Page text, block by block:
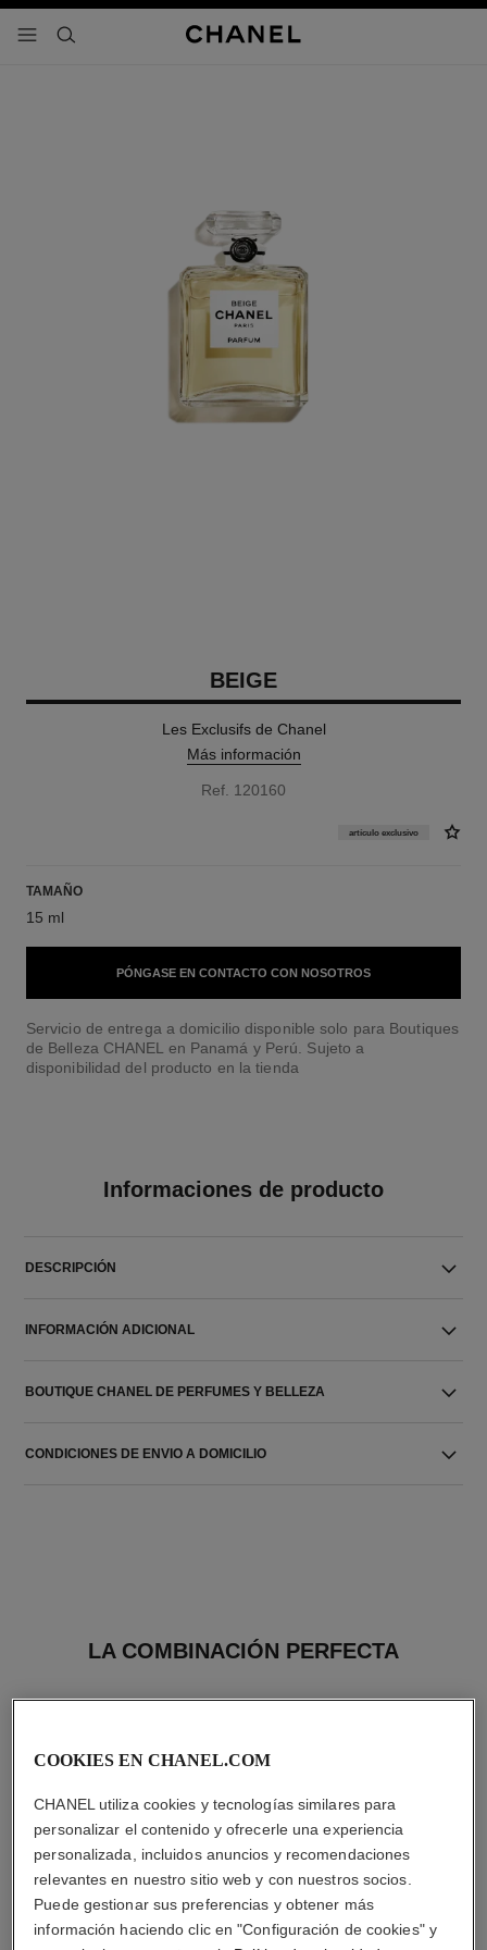
- navegación principal
buscar
BEIGE
Les Exclusifs de Chanel
Más información
Ref. 120160
artículo exclusivo
TAMAÑO
15 ml
PÓNGASE EN CONTACTO CON NOSOTROS
Servicio de entrega a domicilio disponible solo para Boutiques
de Belleza CHANEL en Panamá y Perú. Sujeto a
disponibilidad del producto en la tienda
Informaciones de producto
DESCRIPCIÓN
INFORMACIÓN ADICIONAL
BOUTIQUE CHANEL DE PERFUMES Y BELLEZA
CONDICIONES DE ENVIO A DOMICILIO
LA COMBINACIÓN PERFECTA
COOKIES EN CHANEL.COM
CHANEL utiliza cookies y tecnologías similares para
personalizar el contenido y ofrecerle una experiencia
personalizada, incluidos anuncios y recomendaciones
relevantes en nuestro sitio web y con nuestros socios.
Puede gestionar sus preferencias y obtener más
información haciendo clic en "Configuración de cookies" y